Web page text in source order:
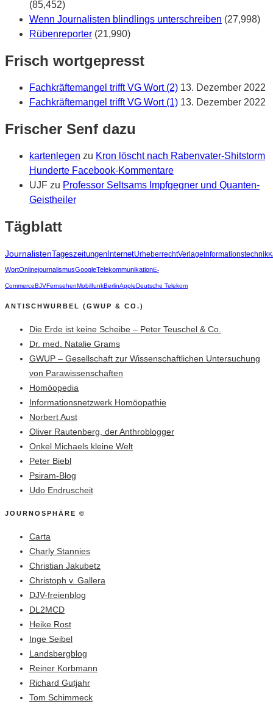
(85,452)
Wenn Journalisten blindlings unterschreiben (27,998)
Rübenreporter (21,990)
Frisch wortgepresst
Fachkräftemangel trifft VG Wort (2) 13. Dezember 2022
Fachkräftemangel trifft VG Wort (1) 13. Dezember 2022
Frischer Senf dazu
kartenlegen zu Kron löscht nach Rabenvater-Shitstorm
Hunderte Facebook-Kommentare
UJF zu Professor Seltsams Impfgegner und Quanten-
Geistheiler
Tägblatt
JournalistenTageszeitungen InternetUrheberrechtVerlageInformationstechnik
WortOnlinejournalismusGoogleTelekommunikationE-
CommerceBJVFernsehenMobilfunkBerlinAppleDeutsche Telekom
ANTISCHWURBEL (GWUP & CO.)
Die Erde ist keine Scheibe – Peter Teuschel & Co.
Dr. med. Natalie Grams
GWUP – Gesellschaft zur Wissenschaftlichen Untersuchung
von Parawissenschaften
Homöopedia
Informationsnetzwerk Homöopathie
Norbert Aust
Oliver Rautenberg, der Anthroblogger
Onkel Michaels kleine Welt
Peter Biebl
Psiram-Blog
Udo Endruscheit
JOURNOSPHÄRE ©
Carta
Charly Stannies
Christian Jakubetz
Christoph v. Gallera
DJV-freienblog
DL2MCD
Heike Rost
Inge Seibel
Landsbergblog
Reiner Korbmann
Richard Gutjahr
Tom Schimmeck